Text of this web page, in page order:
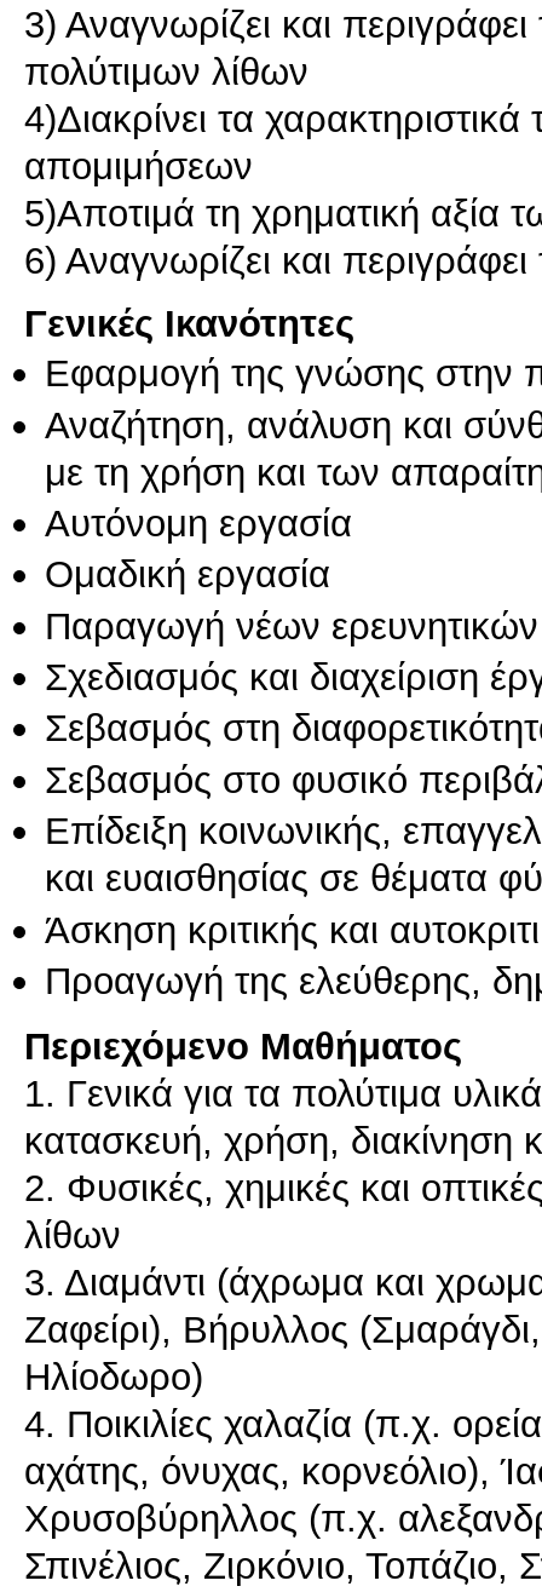
3) Αναγνωρίζει και
πολύτιμων λίθων
4)Διακρίνει τα
απομιμήσεων
5)Αποτιμά τη χρηματική αξία
6) Αναγνωρίζει και
Γενικές Ικανότητες
Εφαρμογή της γνώσης στην
Αναζήτηση, ανάλυση και
με τη χρήση και των
Αυτόνομη εργασία
Ομαδική εργασία
Παραγωγή νέων
Σχεδιασμός και διαχείριση
Σεβασμός στη
Σεβασμός στο φυσικό
Επίδειξη κοινωνικής,
και ευαισθησίας σε θέματα
Άσκηση κριτικής και
Προαγωγή της ελεύθερης,
Περιεχόμενο Μαθήματος
1. Γενικά για τα πολύτιμα
κατασκευή, χρήση, διακίνηση
2. Φυσικές, χημικές και
λίθων
3. Διαμάντι (άχρωμα και
Ζαφείρι), Βήρυλλος
Ηλίοδωρο)
4. Ποικιλίες χαλαζία (π.χ.
αχάτης, όνυχας, κορνεόλιο),
Χρυσοβύρηλλος (π.χ.
Σπινέλιος, Ζιρκόνιο,